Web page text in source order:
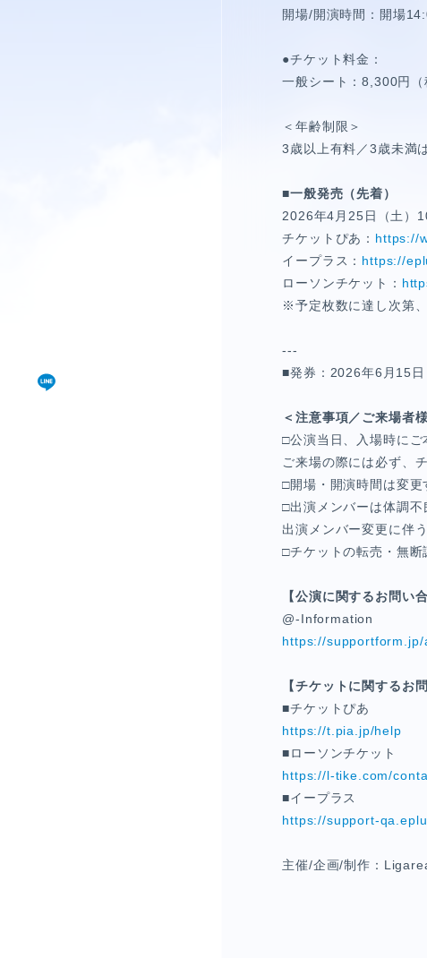
動画/短編動画
僕青相性診断
直感！推し探し
開場/開演時間：開場
●チケット料金：
一般シート：8,300円（
＜年齢制限＞
3歳以上有料／3歳未満
■一般発売（先着）
2026年4月25日（土）
チケットぴあ： https://
イープラス： https://
ローソンチケット：
※予定枚数に達し次第
---
■発券：2026年6月15
＜注意事項／ご来場者
□公演当日、入場時にご
ご来場の際には必ず、
□開場・開演時間は変更
□出演メンバーは体調
出演メンバー変更に伴
□チケットの転売・無断
【公演に関するお問い
@-Information
https://
【チケットに関するお
■チケットぴあ
https://t.pia.jp/help
■ローソンチケット
https://l-tike.com/
■イープラス
https://support-
主催/企画/制作：